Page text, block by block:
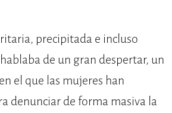
precipitada e incluso
de un gran despertar, un
el que las mujeres han
denunciar de forma masiva la